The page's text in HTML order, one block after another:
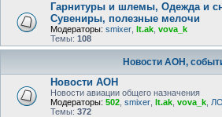
Гарнитуры и шлемы, Одежда и
Сувениры, полезные мелочи
Модераторы: smixer lt.ak vova_k
Темы: 108
Новости АОН,
Новости АОН
Новости авиации общего назначения
Модераторы: 502 smixer lt.ak vova_k
Темы: 372